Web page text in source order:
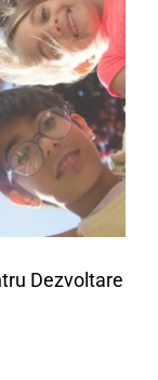
Dezvoltare